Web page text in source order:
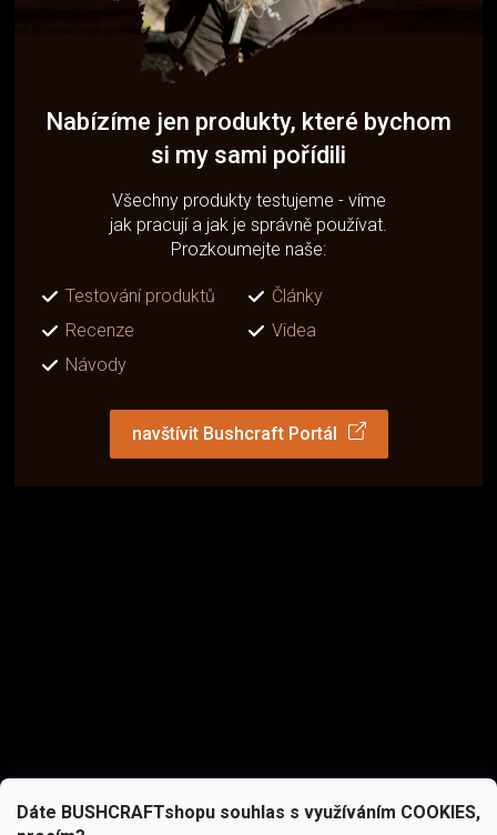
Dáte BUSHCRAFTshopu souhlas s využíváním COOKIES,
Nabízíme jen produkty, které bychom
si my sami pořídili
Všechny produkty testujeme - víme
jak pracují a jak je správně používat.
Prozkoumejte naše:
Testování produktů
Články
Recenze
Videa
Návody
navštívit Bushcraft Portál